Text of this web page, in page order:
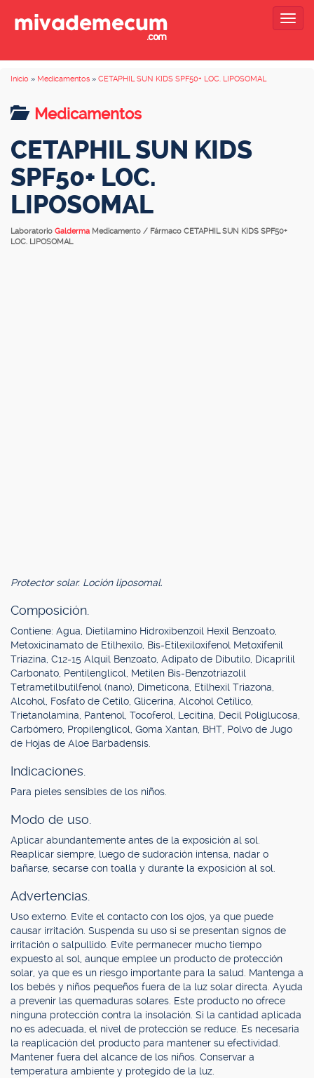
Inicio » Medicamentos » CETAPHIL SUN KIDS SPF50+ LOC. LIPOSOMAL
Medicamentos
CETAPHIL SUN KIDS
SPF50+ LOC.
LIPOSOMAL
Laboratorio Galderma Medicamento / Fármaco CETAPHIL SUN KIDS SPF50+
LOC. LIPOSOMAL
Protector solar. Loción liposomal.
Composición.
Contiene: Agua, Dietilamino Hidroxibenzoil Hexil Benzoato,
Metoxicinamato de Etilhexilo, Bis-Etilexiloxifenol Metoxifenil
Triazina, C12-15 Alquil Benzoato, Adipato de Dibutilo, Dicaprilil
Carbonato, Pentilenglicol, Metilen Bis-Benzotriazolil
Tetrametilbutilfenol (nano), Dimeticona, Etilhexil Triazona,
Alcohol, Fosfato de Cetilo, Glicerina, Alcohol Cetílico,
Trietanolamina, Pantenol, Tocoferol, Lecitina, Decil Poliglucosa,
Carbómero, Propilenglicol, Goma Xantan, BHT, Polvo de Jugo
de Hojas de Aloe Barbadensis.
Indicaciones.
Para pieles sensibles de los niños.
Modo de uso.
Aplicar abundantemente antes de la exposición al sol.
Reaplicar siempre, luego de sudoración intensa, nadar o
bañarse, secarse con toalla y durante la exposición al sol.
Advertencias.
Uso externo. Evite el contacto con los ojos, ya que puede
causar irritación. Suspenda su uso si se presentan signos de
irritación o salpullido. Evite permanecer mucho tiempo
expuesto al sol, aunque emplee un producto de protección
solar, ya que es un riesgo importante para la salud. Mantenga a
los bebés y niños pequeños fuera de la luz solar directa. Ayuda
a prevenir las quemaduras solares. Este producto no ofrece
ninguna protección contra la insolación. Si la cantidad aplicada
no es adecuada, el nivel de protección se reduce. Es necesaria
la reaplicación del producto para mantener su efectividad.
Mantener fuera del alcance de los niños. Conservar a
temperatura ambiente y protegido de la luz.